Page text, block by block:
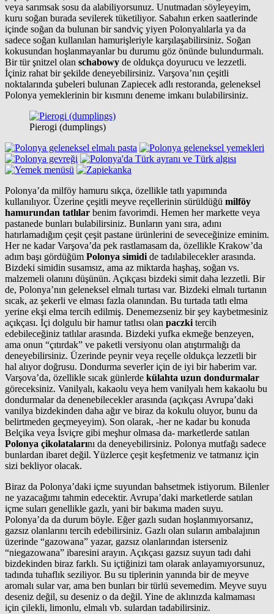
veya sarımsak sosu da alabiliyorsunuz. Unutmadan söyleyeyim,
kuru soğan burada sevilerek tüketiliyor. Sabahın erken saatlerinde
içinde soğan da bulunan bir sandviç yiyen Polonyalılarla ya da
sadece soğan kullanılan hamurişleriyle karşılaşabilirsiniz. Soğan
kokusundan hoşlanmayanlar bu durumu göz önünde bulundurmalı.
Bir tür şnitzel olan schabowy de oldukça doyurucu ve lezzetli.
İçiniz rahat bir şekilde deneyebilirsiniz. Varşova’nın çeşitli
noktalarında şubeleri bulunan Zapiecek adlı restoranda, geleneksel
Polonya yemeklerinin bir kısmını deneme imkanı bulabilirsiniz.
Pierogi (dumplings)
Polonya’da milföy hamuru sıkça, özellikle tatlı yapımında
kullanılıyor. Üzerine çeşitli meyve reçellerinin sürüldüğü milföy
hamurundan tatlılar benim favorimdi. Hemen her markette veya
pastanede bunları bulabilirsiniz. Bunların yanı sıra, adını
hatırlamadığım çeşit çeşit pastane ürünlerini de seveceğinize eminim.
Her ne kadar Varşova’da pek rastlamasam da, özellikle Krakow’da
adım başı gördüğüm Polonya simidide tadılabilecekler arasında.
Bizdeki simidin susamsız, ama az miktarda haşhaş, soğan vs.
malzemeli olanını düşünün. Açıkçası bizdeki simit daha lezzetli. Bir
de, Polonya’nın geleneksel elmalı turtası var. Bizdeki elmalı turtanın
sıcak, az şekerli ve elması fazla olanından. Bu turtada tatlı elma
yerine ekşi elma tercih edilmiş. Denemezseniz bir şey kaybetmesiniz
açıkçası. İçi dolgulu bir hamur tatlısı olan paczkitercih
edebileceğiniz tatlılar arasında. Bizdeki yufka ekmeğe benzeyen,
ama onun “çıtırdak” ve paketli versiyonu olan atıştırmalığı da
deneyebilirsiniz. Üzerinde peynir veya reçelle oldukça lezzetli bir
hal alıyor doğrusu. Dondurma severler için de iyi bir haberim var.
Varşova’da, özellikle sıcak günlerde külahta uzun dondurmalar
göreceksiniz. Vanilyalı, kakaolu veya hem vanilyalı hem kakaolu bu
dondurmalar da denenebilecekler arasında (açıkçası Avrupa’daki
vanilya bizdekinden daha ağır ve biraz da kokulu oluyor, bunu da
belirtmeden geçmeyeyim). Son olarak, -her ne kadar bu konuda
Belçika veya İsviçre gibi meşhur olmasa da- marketlerde satılan
Polonya çikolatalarını da deneyebilirsiniz. Polonya mutfağı sadece
bunlardan ibaret değil. Yüzlerce çeşit keşfetmeniz ve tatmanız için
sizi bekliyor olacak.
Biraz da Polonya’daki içme suyundan bahsetmek istiyorum. Bilenler
ne yazacağımı tahmin edecektir. Avrupa’daki marketlerde satılan
içme suları genellikle gazlı, yani bir bakıma maden suyu.
Polonya’da da durum böyle. Eğer gazlı sudan hoşlanmıyorsanız,
gazsız olanlarını tercih edebilirsiniz. Gazlı olan suların ambalajının
üzerinde “gazowana” yazar, gazsız olanlarından isterseniz
“niegazowana” ibaresini arayın. Açıkçası gazsız suyun tadı dahi
bizdekinden biraz farklı. Su içtiğinizi tam olarak anlayamıyorsunuz,
tadında tuhaflık seziliyor. Bu su tiplerinin yanında bir de meyve
aromalı sular var, ama ben bunları bir türlü sevemedim. Meyve suyu
deseniz değil, su deseniz o da değil. Yine de aklınızda kalmaması
için çilekli, limonlu, elmalı vb. sulardan tadabilirsiniz.